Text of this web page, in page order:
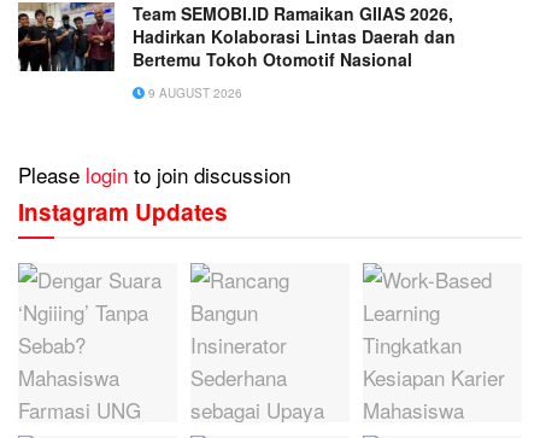
Team SEMOBI.ID Ramaikan GIIAS 2026,
Hadirkan Kolaborasi Lintas Daerah dan
Bertemu Tokoh Otomotif Nasional
9 AUGUST 2026
Please login to join discussion
Instagram Updates